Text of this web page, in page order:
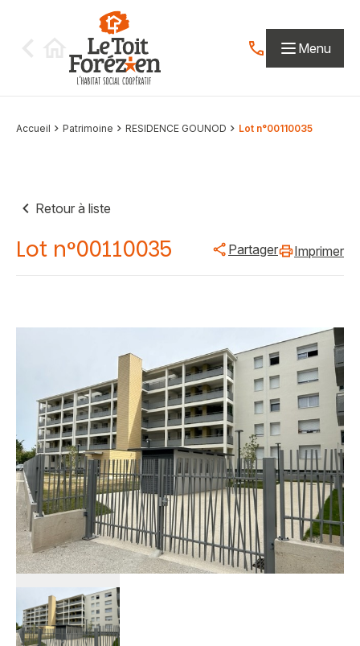
Contactez-nous
Menu
Accueil Patrimoine RESIDENCE GOUNOD Lot n°00110035
Retour à liste
Lot n°00110035 Partager Imprimer